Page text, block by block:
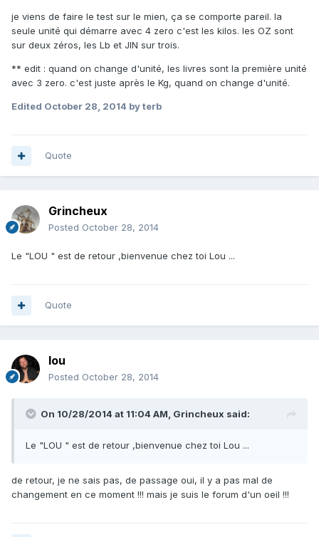
je viens de faire le test sur le mien, ça se comporte pareil. la
seule unité qui démarre avec 4 zero c'est les kilos. les OZ sont
sur deux zéros, les Lb et JIN sur trois.
** edit : quand on change d'unité, les livres sont la première unité
avec 3 zero. c'est juste après le Kg, quand on change d'unité.
Edited October 28, 2014 by terb
Quote
Grincheux
Posted October 28, 2014
Le "LOU " est de retour ,bienvenue chez toi Lou ...
Quote
lou
Posted October 28, 2014
On 10/28/2014 at 11:04 AM, Grincheux said:
Le "LOU " est de retour ,bienvenue chez toi Lou ...
de retour, je ne sais pas, de passage oui, il y a pas mal de
changement en ce moment !!! mais je suis le forum d'un oeil !!!